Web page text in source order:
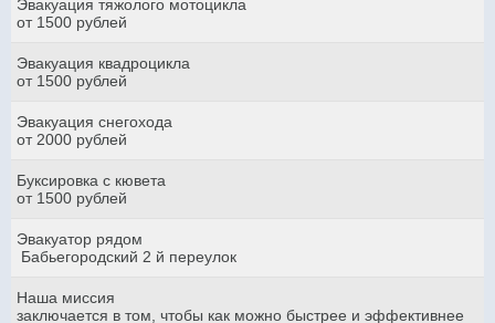
Эвакуация тяжолого мотоцикла
от 1500 рублей
Эвакуация квадроцикла
от 1500 рублей
Эвакуация снегохода
от 2000 рублей
Буксировка с кювета
от 1500 рублей
Эвакуатор рядом
Бабьегородский 2 й переулок
Наша миссия
заключается в том, чтобы как можно быстрее и эффективнее